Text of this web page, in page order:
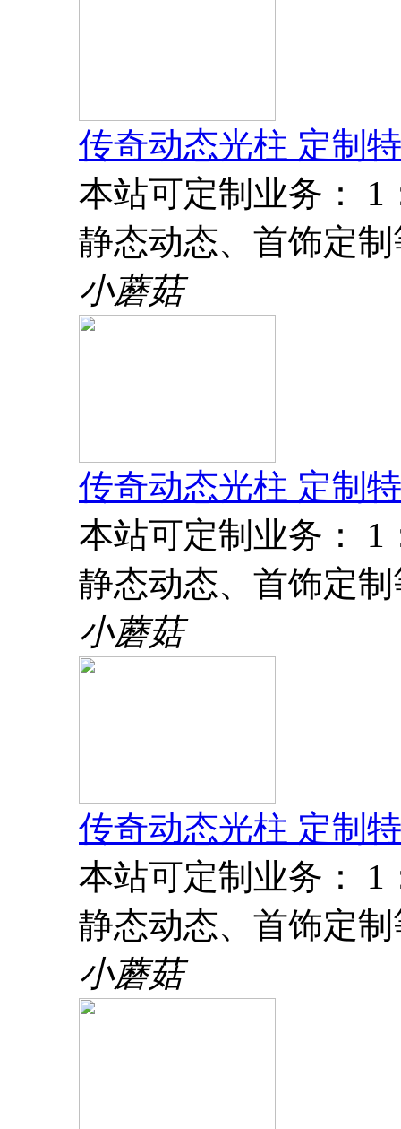
传奇动态光柱 定制
本站可定制业务： 1
静态动态、首饰定
小蘑菇
传奇动态光柱 定制
本站可定制业务： 1
静态动态、首饰定
小蘑菇
传奇动态光柱 定制
本站可定制业务： 1
静态动态、首饰定
小蘑菇